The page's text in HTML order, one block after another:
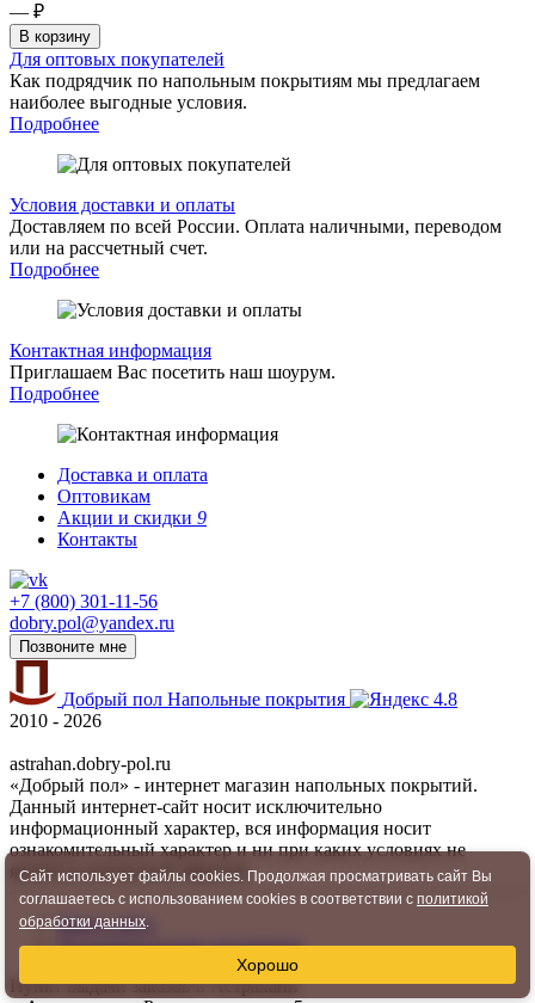
— ₽
В корзину
Для оптовых покупателей
Как подрядчик по напольным покрытиям мы предлагаем
наиболее выгодные условия.
Подробнее
Условия доставки и оплаты
Доставляем по всей России. Оплата наличными, переводом
или на рассчетный счет.
Подробнее
Контактная информация
Приглашаем Вас посетить наш шоурум.
Подробнее
Доставка и оплата
Оптовикам
Акции и скидки 9
Контакты
+7 (800) 301-11-56
dobry.pol@yandex.ru
Позвоните мне
Добрый пол Напольные покрытия
4.8
2010 - 2026
astrahan.dobry-pol.ru
«Добрый пол» - интернет магазин напольных покрытий.
Данный интернет-сайт носит исключительно
информационный характер, вся информация носит
ознакомительный характер и ни при каких условиях не
является публичной офертой.
Карта сайта
Пользовательское соглашение
Пункт выдачи заказов в Астрахани
Сайт использует файлы cookies. Продолжая просматривать сайт Вы
соглашаетесь с использованием cookies в соответствии с политикой
обработки данных.
Хорошо